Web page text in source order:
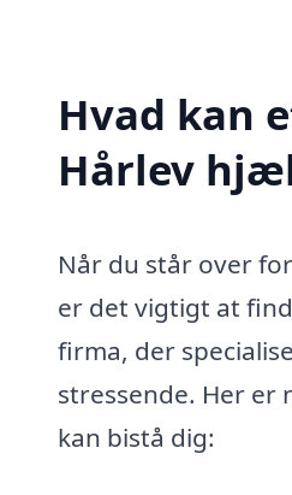
Hvad kan
Hårlev
Når du står over
er det vigtigt at
firma, der
stressende. Her er
kan bistå dig: